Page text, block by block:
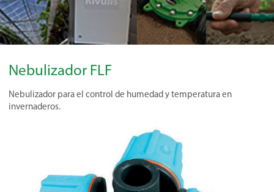
Nebulizador FLF
Nebulizador para el control de humedad y temperatura en
invernaderos.